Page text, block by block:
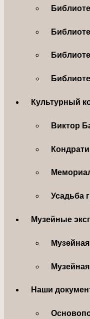
Культурный
Виктор
Усадьба
Музейные
Наши